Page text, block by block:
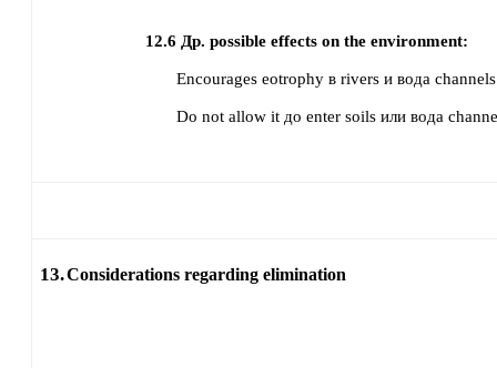
12.6 Др. possible effects on the environment:
Encourages eotrophy в rivers и вода
Do not allow it до enter soils или вода
13.Considerations regarding elimination